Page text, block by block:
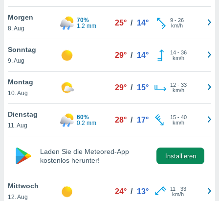
Profil zu
Ihnen
Inhalte
finden
. Sie
jederzeit
Sie
Morgen
8. Aug
70%
1.2 mm
25° / 14° 9- 26
km/h
Sonntag
9. Aug
29° / 14° 14- 36
km/h
Montag
10. Aug
29° / 15° 12- 33
km/h
Dienstag
11. Aug
60%
0.2 mm
28° / 17° 15- 40
km/h
Laden Sie die Meteored-App
kostenlos herunter!
Installieren
Mittwoch
12. Aug
24° / 13° 11 - 33
km/h